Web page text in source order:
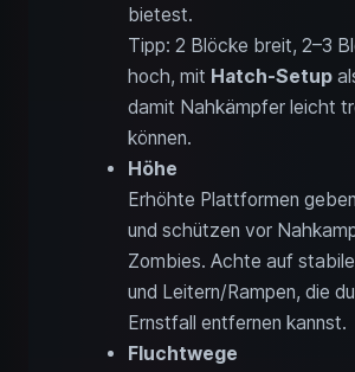
bietest.
Tipp: 2 Blöcke breit, 2–3
hoch, mit Hatch-Setup
damit Nahkämpfer leicht
können.
Höhe
Erhöhte Plattformen
und schützen vor
Zombies. Achte auf stabile
und Leitern/Rampen, die
Ernstfall entfernen kannst.
Fluchtwege